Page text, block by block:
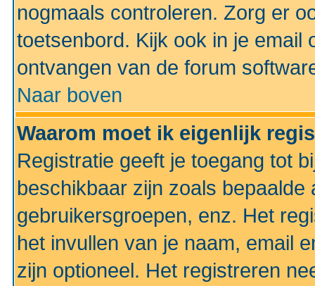
nogmaals controleren. Zorg er
toetsenbord. Kijk ook in je email
ontvangen van de forum
Naar boven
Waarom moet ik eigenlijk
Registratie geeft je toegang tot
beschikbaar zijn zoals
gebruikersgroepen, enz. Het
het invullen van je naam, email
zijn optioneel. Het registreren